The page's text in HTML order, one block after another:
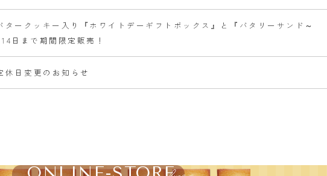
ークッキー入り『ホワイトデーギフトボックス』と『バタリーサンド～
日まで期間限定販売！
休日変更のお知らせ